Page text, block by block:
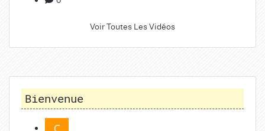
Voir Toutes Les Vidéos
Bienvenue